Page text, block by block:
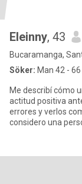
Eleinny, 43
Bucaramanga,
Söker: Man 42 - 66
Me describí cómo
actitud positiva
errores y verlos
considero una